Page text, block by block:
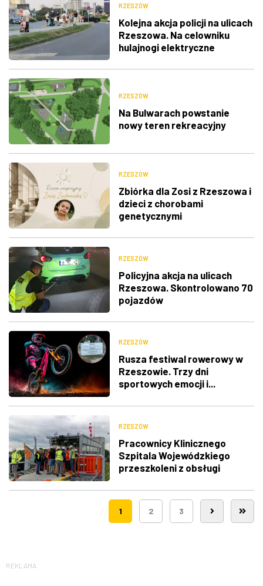
RZESZÓW
Kolejna akcja policji na ulicach
Rzeszowa. Na celowniku
hulajnogi elektryczne
RZESZÓW
Na Bulwarach powstanie
nowy teren rekreacyjny
RZESZÓW
Zbiórka dla Zosi z Rzeszowa i
dzieci z chorobami
genetycznymi
RZESZÓW
Policyjna akcja na ulicach
Rzeszowa. Skontrolowano 70
pojazdów
RZESZÓW
Rusza festiwal rowerowy w
Rzeszowie. Trzy dni
sportowych emocji i...
RZESZÓW
Pracownicy Klinicznego
Szpitala Wojewódzkiego
przeszkoleni z obsługi
śmigłowców LPR
1 2 3
REKLAMA